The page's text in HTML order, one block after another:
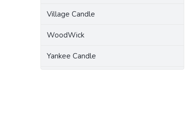
Village Candle
WoodWick
Yankee Candle